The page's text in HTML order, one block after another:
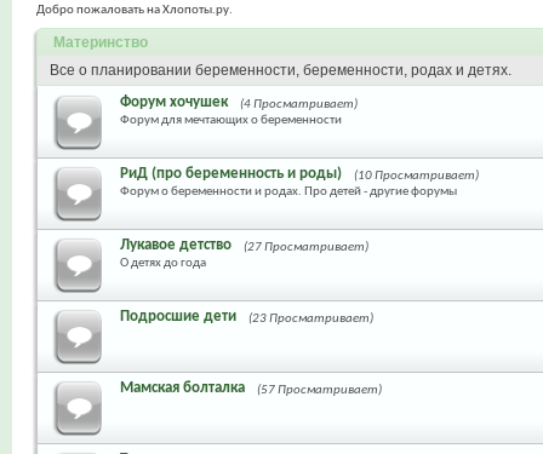
Добро пожаловать на Хлопоты.ру.
Материнство
Все о планировании беременности, беременности, родах и детях.
Форум хочушек
(4 Просматривает)
Форум для мечтающих о беременности
РиД (про беременность и роды)
(10 Просматривает)
Форум о беременности и родах. Про детей - другие форумы
Лукавое детство
(27 Просматривает)
О детях до года
Подросшие дети (23 Просматривает)
Мамская болталка (57 Просматривает)